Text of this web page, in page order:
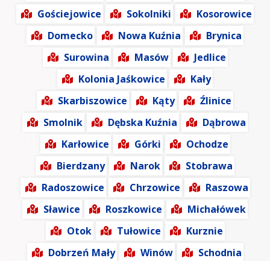
Gościejowice
Sokolniki
Kosorowice
Domecko
Nowa Kuźnia
Brynica
Surowina
Masów
Jedlice
Kolonia Jaśkowice
Kały
Skarbiszowice
Kąty
Źlinice
Smolnik
Dębska Kuźnia
Dąbrowa
Karłowice
Górki
Ochodze
Bierdzany
Narok
Stobrawa
Radoszowice
Chrzowice
Raszowa
Sławice
Roszkowice
Michałówek
Otok
Tułowice
Kurznie
Dobrzeń Mały
Winów
Schodnia